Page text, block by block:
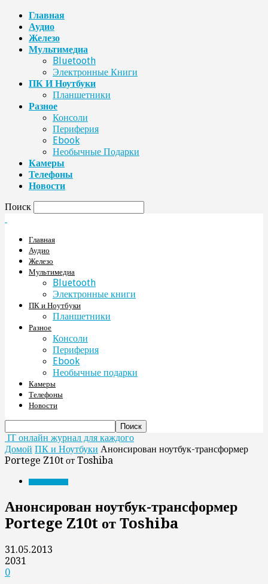
Главная
Аудио
Железо
Мультимедиа
Bluetooth
Электронные Книги
ПК И Ноутбуки
Планшетники
Разное
Консоли
Периферия
Ebook
Необычные Подарки
Камеры
Телефоны
Новости
Поиск
Главная
Аудио
Железо
Мультимедиа
Bluetooth
Электронные книги
ПК и Ноутбуки
Планшетники
Разное
Консоли
Периферия
Ebook
Необычные подарки
Камеры
Телефоны
Новости
IT онлайн журнал для каждого
Домой ПК и Ноутбуки Анонсирован ноутбук-трансформер
Portege Z10t от Toshiba
Анонсирован ноутбук-трансформер
Portege Z10t от Toshiba
31.05.2013
2031
0